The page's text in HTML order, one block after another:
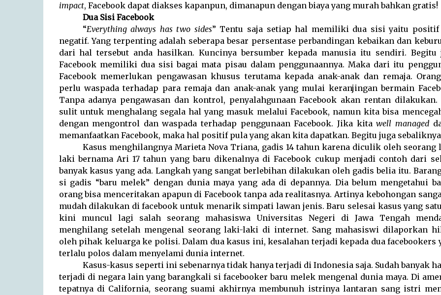
impact, Facebook dapat diakses kapanpun, dimanapun dengan biaya yang murah bahkan gratis!
Dua Sisi Facebook
“Everything always has two sides” Tentu saja setiap hal memiliki dua sisi yaitu positif
negatif. Yang terpenting adalah seberapa besar persentase perbandingan kebaikan dan
dari hal tersebut anda hasilkan. Kuncinya bersumber kepada manusia itu sendiri. Begitu
Facebook memiliki dua sisi bagai mata pisau dalam penggunaannya. Maka dari itu
Facebook memerlukan pengawasan khusus terutama kepada anak-anak dan remaja.
perlu waspada terhadap para remaja dan anak-anak yang mulai keranjingan bermain
Tanpa adanya pengawasan dan kontrol, penyalahgunaan Facebook akan rentan dilakukan.
sulit untuk menghalang segala hal yang masuk melalui Facebook, namun kita bisa
dengan mengontrol dan waspada terhadap penggunaan Facebook. Jika kitawell managed
memanfaatkan Facebook, maka hal positif pula yang akan kita dapatkan. Begitu juga
Kasus menghilangnya Marieta Nova Triana, gadis 14 tahun karena diculik oleh seorang
laki bernama Ari 17 tahun yang baru dikenalnya di Facebook cukup menjadi contoh dari
banyak kasus yang ada. Langkah yang sangat berlebihan dilakukan oleh gadis belia itu.
si gadis “baru melek” dengan dunia maya yang ada di depannya. Dia belum mengetahui
orang bisa menceritakan apapun di Facebook tanpa ada realitasnya. Artinya kebohongan
mudah dilakukan di facebook untuk menarik simpati lawan jenis. Baru selesai kasus yang
kini muncul lagi salah seorang mahasiswa Universitas Negeri di Jawa Tengah
menghilang setelah mengenal seorang laki-laki di internet. Sang mahasiswi dilaporkan
oleh pihak keluarga ke polisi. Dalam dua kasus ini, kesalahan terjadi kepada dua facebookers
terlalu polos dalam menyelami dunia internet.
Kasus-kasus seperti ini sebenarnya tidak hanya terjadi di Indonesia saja. Sudah banyak
terjadi di negara lain yang barangkali si facebooker baru melek mengenal dunia maya. Di
tepatnya di California, seorang suami akhirnya membunuh istrinya lantaran sang istri